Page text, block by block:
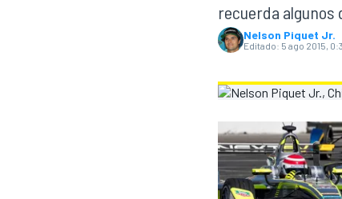
recuerda algunos
Nelson Piquet Jr.
Editado: 5 ago 2015,